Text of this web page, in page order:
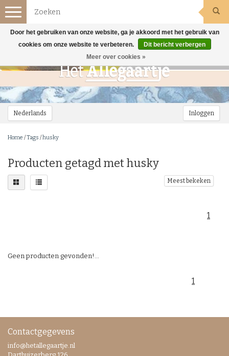
Nederlands Inloggen
Toggle
navigation
Home /Tags /husky
Producten getagd met husky
Meest bekeken
1
Geen producten gevonden!...
1
Contactgegevens
info@hetallegaartje.nl
Door het gebruiken van onze website, ga je akkoord met het gebruik van
cookies om onze website te verbeteren.
Dit bericht verbergen
Meer over cookies »